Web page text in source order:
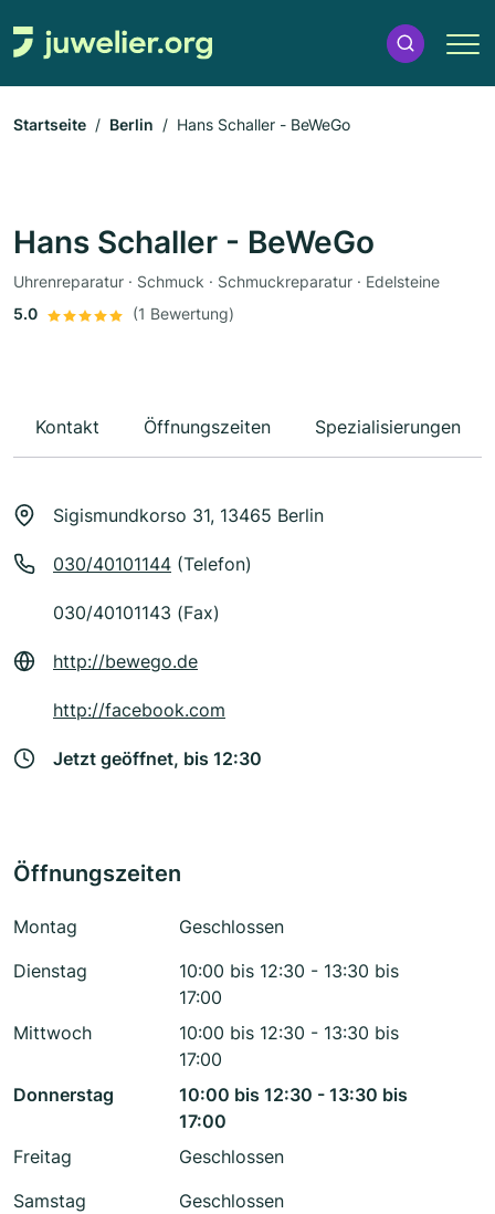
Startseite Berlin Hans Schaller - BeWeGo
Hans Schaller - BeWeGo
Uhrenreparatur · Schmuck · Schmuckreparatur · Edelsteine
5.0
(1 Bewertung)
Kontakt Öffnungszeiten Spezialisierungen
Sigismundkorso 31, 13465 Berlin
030/40101144 (Telefon)
030/40101143 (Fax)
http://bewego.de
http://facebook.com
Jetzt geöffnet, bis 12:30
Öffnungszeiten
Montag
Geschlossen
Dienstag
10:00 bis 12:30 - 13:30 bis
17:00
Mittwoch
10:00 bis 12:30 - 13:30 bis
17:00
Donnerstag
10:00 bis 12:30 - 13:30 bis
17:00
Freitag
Geschlossen
Samstag
Geschlossen